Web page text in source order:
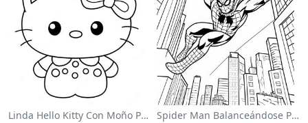
Linda Hello Kitty Con Moño Para Colorear Spider Man Balanceándose Por La Ciudad Para Colorear